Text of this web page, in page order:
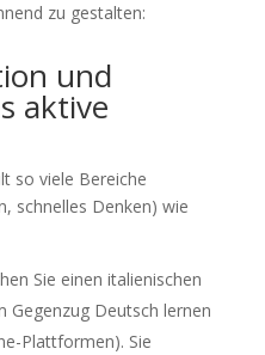
zu gestalten:
und
aktive
so viele Bereiche
schnelles Denken) wie
Sie einen italienischen
Gegenzug Deutsch lernen
Plattformen). Sie